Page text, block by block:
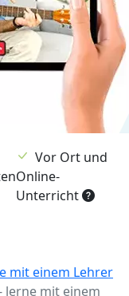
Vor Ort und
Online-
Unterricht
mit einem Lehrer
lerne mit einem